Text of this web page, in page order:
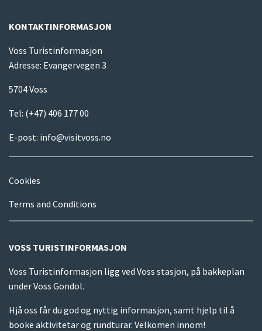
KONTAKTINFORMASJON
Voss Turistinformasjon
Adresse: Evangervegen 3
5704 Voss
Tel: (+47) 406 177 00
E-post: info@visitvoss.no
Cookies
Terms and Conditions
VOSS TURISTINFORMASJON
Voss Turistinformasjon ligg ved Voss stasjon, på bakkeplan
under Voss Gondol.
Hjå oss får du god og nyttig informasjon, samt hjelp til å
booke aktivitetar og rundturar. Velkomen innom!